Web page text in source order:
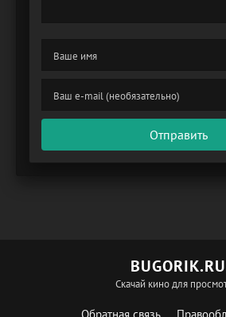
Отправить
BUGORIK.RU
Скачай кино для
Обратная связь